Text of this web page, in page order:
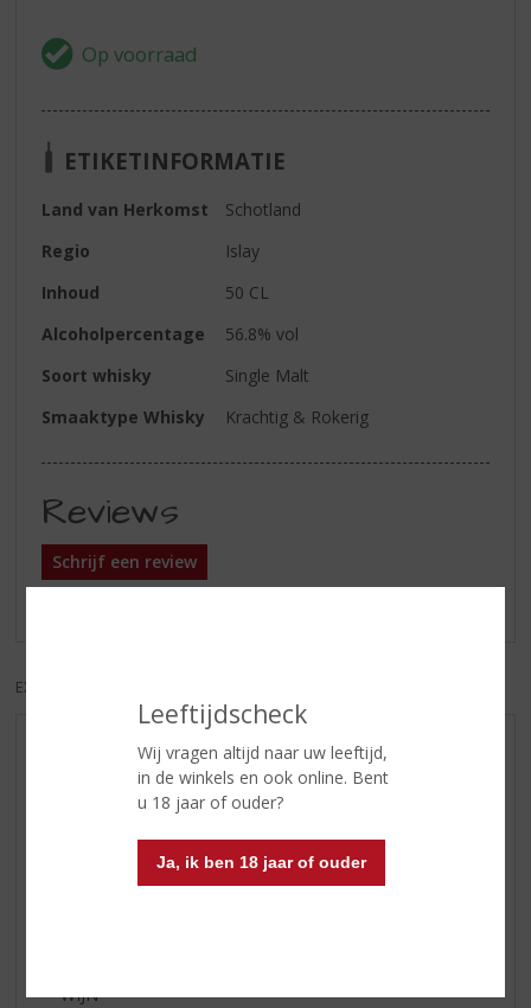
Leeftijdscheck
Wij vragen altijd naar uw leeftijd,
in de winkels en ook online. Bent
u 18 jaar of ouder?
Ja, ik ben 18 jaar of ouder
ETIKETINFORMATIE
Land van Herkomst
Schotland
Regio
Islay
Inhoud
50 CL
Alcoholpercentage
56.8% vol
Soort whisky
Single Malt
Smaaktype Whisky
Krachtig & Rokerig
Reviews
Schrijf een review
EXCL. BTW
AANBIEDINGEN
WIJN VAN DE MAAND
RUM VAN DE MAAND
BIER VAN DE MAAND
WIJN